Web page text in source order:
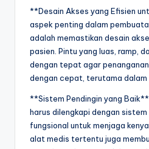
**Desain Akses yang Efisien
aspek penting dalam
adalah memastikan desain
pasien. Pintu yang luas, ramp,
dengan tepat agar
dengan cepat, terutama
**Sistem Pendingin yang
harus dilengkapi dengan sistem
fungsional untuk menjaga
alat medis tertentu juga